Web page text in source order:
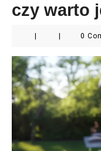
czy warto
0